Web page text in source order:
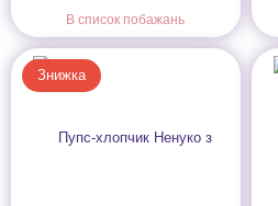
В список побажань
Знижка